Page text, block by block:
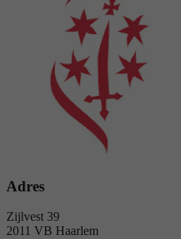
Adres
Zijlvest 39
2011 VB Haarlem